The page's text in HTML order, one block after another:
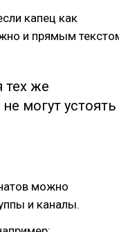
капец как
и прямым
тех же
могут устоять
можно
и каналы.